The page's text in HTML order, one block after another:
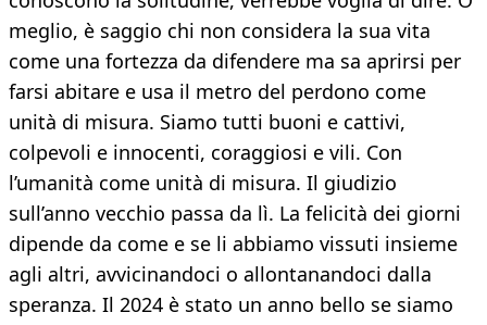
meglio, è saggio chi non considera la sua vita
come una fortezza da difendere ma sa aprirsi per
farsi abitare e usa il metro del perdono come
unità di misura. Siamo tutti buoni e cattivi,
colpevoli e innocenti, coraggiosi e vili. Con
l’umanità come unità di misura. Il giudizio
sull’anno vecchio passa da lì. La felicità dei giorni
dipende da come e se li abbiamo vissuti insieme
agli altri, avvicinandoci o allontanandoci dalla
speranza. Il 2024 è stato un anno bello se siamo